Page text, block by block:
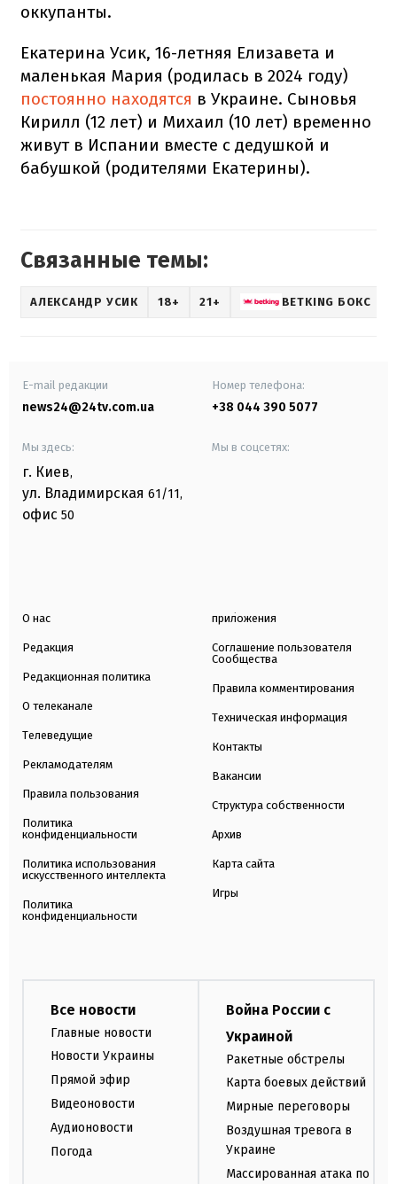
оккупанты.
Екатерина Усик, 16-летняя Елизавета и
маленькая Мария (родилась в 2024 году)
постоянно находятся в Украине. Сыновья
Кирилл (12 лет) и Михаил (10 лет) временно
живут в Испании вместе с дедушкой и
бабушкой (родителями Екатерины).
Связанные темы:
АЛЕКСАНДР УСИК 18+ 21+ BETKING БОКС
E-mail редакции
news24@24tv.com.ua
Номер телефона:
+38 044 390 5077
Мы здесь:
г. Киев,
ул. Владимирская 61/11,
офис 50
Мы в соцсетях:
О нас
Редакция
Редакционная политика
О телеканале
Телеведущие
Рекламодателям
Правила пользования
Политика
конфиденциальности
Политика использования
искусственного интеллекта
Политика
конфиденциальности
приложения
Соглашение пользователя
Сообщества
Правила комментирования
Техническая информация
Контакты
Вакансии
Структура собственности
Архив
Карта сайта
Игры
Все новости
Главные новости
Новости Украины
Прямой эфир
Видеоновости
Аудионовости
Погода
Война России с
Украиной
Ракетные обстрелы
Карта боевых действий
Мирные переговоры
Воздушная тревога в
Украине
Массированная атака по